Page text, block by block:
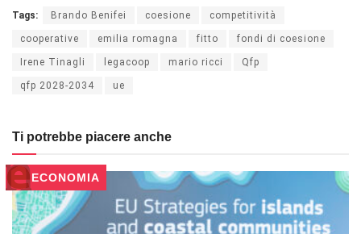
Tags: Brando Benifei coesione competitività
cooperative emilia romagna fitto fondi di coesione
Irene Tinagli legacoop mario ricci Qfp
qfp 2028-2034 ue
Ti potrebbe piacere anche
ECONOMIA